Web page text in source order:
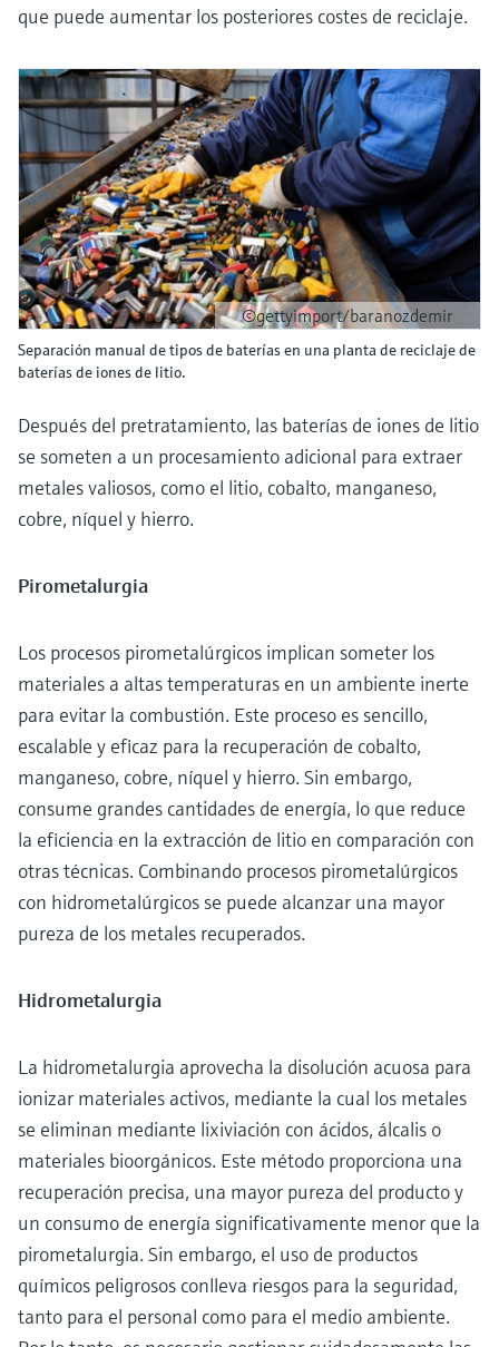
que puede aumentar los posteriores costes de reciclaje.
©gettyimport/baranozdemir
Separación manual de tipos de baterías en una planta de reciclaje de
baterías de iones de litio.
Después del pretratamiento, las baterías de iones de litio
se someten a un procesamiento adicional para extraer
metales valiosos, como el litio, cobalto, manganeso,
cobre, níquel y hierro.
Pirometalurgia
Los procesos pirometalúrgicos implican someter los
materiales a altas temperaturas en un ambiente inerte
para evitar la combustión. Este proceso es sencillo,
escalable y eficaz para la recuperación de cobalto,
manganeso, cobre, níquel y hierro. Sin embargo,
consume grandes cantidades de energía, lo que reduce
la eficiencia en la extracción de litio en comparación con
otras técnicas. Combinando procesos pirometalúrgicos
con hidrometalúrgicos se puede alcanzar una mayor
pureza de los metales recuperados.
Hidrometalurgia
La hidrometalurgia aprovecha la disolución acuosa para
ionizar materiales activos, mediante la cual los metales
se eliminan mediante lixiviación con ácidos, álcalis o
materiales bioorgánicos. Este método proporciona una
recuperación precisa, una mayor pureza del producto y
un consumo de energía significativamente menor que la
pirometalurgia. Sin embargo, el uso de productos
químicos peligrosos conlleva riesgos para la seguridad,
tanto para el personal como para el medio ambiente.